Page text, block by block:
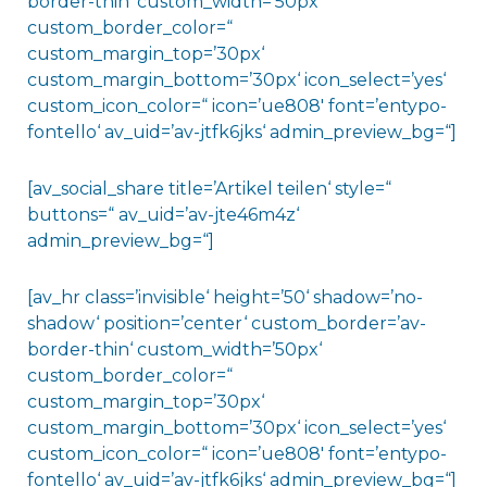
custom_border_color=“
custom_margin_top=’30px‘
custom_margin_bottom=’30px‘ icon_select=’yes‘
custom_icon_color=“ icon=’ue808′ font=’entypo-
fontello‘ av_uid=’av-jtfk6jks‘ admin_preview_bg=“]
[av_social_share title=’Artikel teilen‘ style=“
buttons=“ av_uid=’av-jte46m4z‘
admin_preview_bg=“]
[av_hr class=’invisible‘ height=’50‘ shadow=’no-
shadow‘ position=’center‘ custom_border=’av-
border-thin‘ custom_width=’50px‘
custom_border_color=“
custom_margin_top=’30px‘
custom_margin_bottom=’30px‘ icon_select=’yes‘
custom_icon_color=“ icon=’ue808′ font=’entypo-
fontello‘ av_uid=’av-jtfk6jks‘ admin_preview_bg=“]